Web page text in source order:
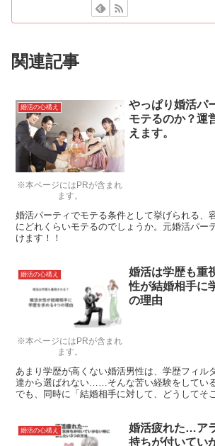
関連記事
※本ページにはPRが含まれ
ます。
婚活の心構え
やっぱり婚活パ
モテるのか？運
えます。
婚活パーティでモテる条件として挙げられる、
にどれくらいモテるのでしょうか。元婚活パー
けます！！
※本ページにはPRが含まれ
ます。
婚活の心構え
婚活は学歴も重
性が結婚相手に
の理由
あまり学歴が高くない婚活男性は、学歴フィル
達から選ばれない……そんな苦い経験をしてい
でも、同時に「結婚相手に対して、どうしてそ
か、その理由をお伝えします。ハッキリとした
の婚活への心構えも変わってくるでしょう。
婚活の心構え
婚活疲れた…ア
持ちが付いてい